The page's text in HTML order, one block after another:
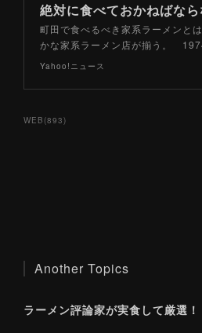
町田で食べるべき家系ラーメンと
かな家系ラーメン店が揃う。
Yahoo!ニュース
WEB (893)
Another Topics